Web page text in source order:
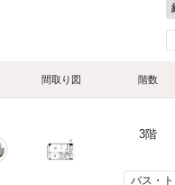
間取り図 階数
3階
バス・